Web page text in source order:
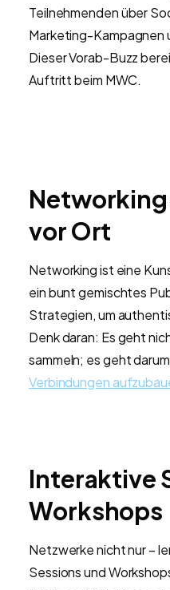
Teilnehmenden über
Marketing-Kampagnen
Dieser Vorab-Buzz
Auftritt beim MWC.
vor Ort
Networking ist eine
ein bunt gemischtes
Strategien, um
Denk daran: Es geht
sammeln; es geht
Verbindungen
Interaktive
Workshops
Netzwerke nicht nur –
Sessions und